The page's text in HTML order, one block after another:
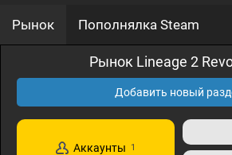
Рынок Пополнялка Steam
Рынок Lineage 2
Добавить новый
Аккаунты 1